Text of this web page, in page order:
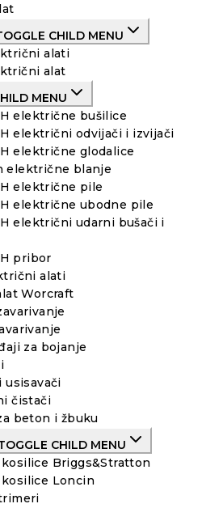
CHILD MENU
alati
alat
MENU
električne bušilice
električni odvijači i izvijači
električne glodalice
električne blanje
električne pile
električne ubodne pile
električni udarni bušači i
pribor
alati
Worcraft
za bojanje
čistači
beton i žbuku
CHILD MENU
Briggs&Stratton
Loncin